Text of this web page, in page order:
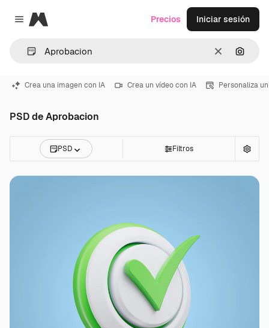
Close menu
Magnific
Borrar
Precios Iniciar sesión
Crea una imagen con IA Crea un vídeo con IA Personaliza
PSD de Aprobacion
PSD Filtros